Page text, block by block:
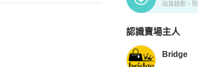
出貨錄影、
認識賣場主人
PopChill 拍拍圈嚴選
Bridge